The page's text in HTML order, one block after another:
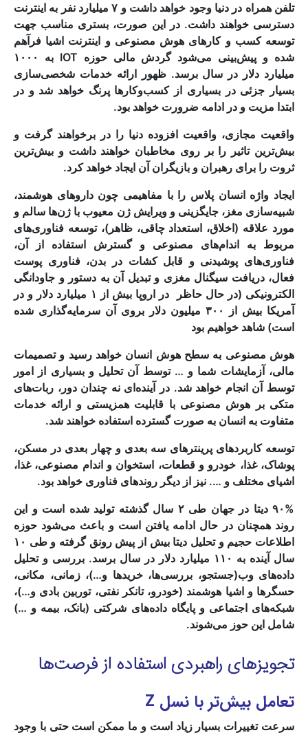
تلفن همراه در دنیا وجود خواهد داشت و ۷ میلیارد نفر به اینترنت
دسترسی خواهند داشت. در این صورت، بستری مناسب جهت
توسعه کسب و کارهای هوش مصنوعی و اینترنت اشیا فرآهم
شده و پیش‌بینی می‌شود گردش مالی حوزه IOT به ۱۰۰۰
میلیارد دلار در سال برسد. ظهور ارائه خدمات شخصی‌سازی
بسیار جزئی در بسیاری از کسب‌وکارها پرنگ خواهد شد و در
ابتدا مزیت و در ادامه ضرورت خواهد بود.
واقعیت مجازی، واقعیت افزوده دنیا را در برخواهند گرفت و
بیش‌ترین تاثیر را بر روی مخاطبان خواهند داشت و بیش‌ترین
ثروت را برای رهبران و بازیگران آن ایجاد خواهد کرد.
ایجاد واژه انسان پلاس را با مفاهیمی چون دارو‌های هوشمند،
شبیه‌سازی مغز، جایگزینی و ویرایش ژن معیوب با ژن‌ها سالم و
مورد علاقه (اخلاق، استعداد چاقی، ظاهر)، توسعه فناوری‌های
مربوط به اندام‌های مصنوعی و گسترش استفاده از آن،
فناوری‌های پوشیدنی و قابل کشات در بدن، فناوری پوست
فعال، دریافت سیگنال مغزی و تبدیل آن به دستور و جاودانگی
الکترونیکی (در حال حاظر در اروپا بیش از ۱ میلیارد دلار و در
آمریکا بیش از ۳۰۰ میلیون دلار بروی آن سرمایه‌گذاری شده
است) شاهد خواهیم بود
هوش مصنوعی به سطح هوش انسان خواهد رسید و تصمیمات
مالی، آزمایشات شما و … توسط آن تحلیل و بسیاری از امور
توسط آن انجام خواهد شد. در آینده‌ای نه چندان دور، ربات‌های
متکی بر هوش مصنوعی با قابلیت همزیستی و ارائه خدمات
متفاوت به انسان به صورت گسترده استفاده خواهند شد.
توسعه کاربردهای پرینترهای سه بعدی و چهار بعدی در مسکن،
پوشاک، غذا، خودرو و قطعات، استخوان و اندام مصنوعی، غذا،
اشیای مختلف و …. نیز از دیگر روندهای فناوری خواهد بود.
۹۰% دیتا در جهان طی ۲ سال گذشته تولید شده است و این
روند همچنان در حال ادامه یافتن است و باعث می‌شود حوزه
اطلاعات حجیم و تحلیل دیتا بیش از پیش رونق گرفته و طی ۱۰
سال آینده به ۱۱۰ میلیارد دلار در سال برسد. بررسی و تحلیل
داده‌های وب(جستجو، بررسی‌ها، خریدها و…)، زمانی، مکانی،
حسگرها و اشیا هوشمند (خودرو، تانکر نفتی، توربین بادی و…)،
شبکه‌های اجتماعی و پایگاه داده‌های شرکتی (بانک، بیمه و …)
شامل این حوز می‌شوند.
تجویز‌های راهبردی استفاده از فرصت‌‌ها
تعامل بیش‌تر با نسل Z
سرعت تغییرات بسیار زیاد است و ما ممکن است حتی با وجود